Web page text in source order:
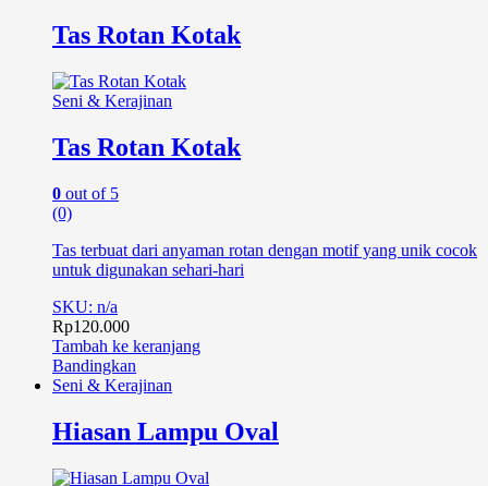
Tas Rotan Kotak
Seni & Kerajinan
Tas Rotan Kotak
0 out of 5
(0)
Tas terbuat dari anyaman rotan dengan motif yang unik cocok
untuk digunakan sehari-hari
SKU: n/a
Rp120.000
Tambah ke keranjang
Bandingkan
Seni & Kerajinan
Hiasan Lampu Oval